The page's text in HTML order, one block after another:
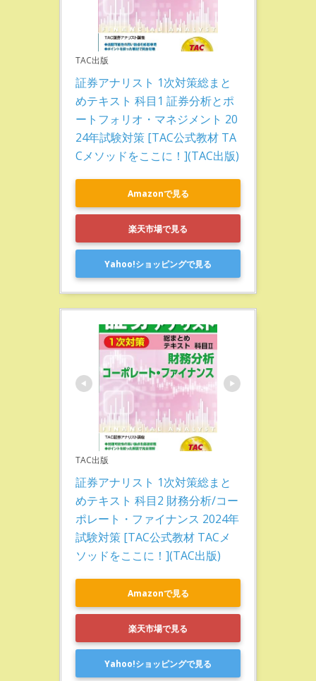
TAC出版
証券アナリスト 1次対策総まと
めテキスト 科目1 証券分析とポ
ートフォリオ・マネジメント 20
24年試験対策 [TAC公式教材 TA
Cメソッドをここに！](TAC出版)
Amazonで見る
楽天市場で見る
Yahoo!ショッピングで見る
TAC出版
証券アナリスト 1次対策総まと
めテキスト 科目2 財務分析/コー
ポレート・ファイナンス 2024年
試験対策 [TAC公式教材 TACメ
ソッドをここに！](TAC出版)
Amazonで見る
楽天市場で見る
Yahoo!ショッピングで見る